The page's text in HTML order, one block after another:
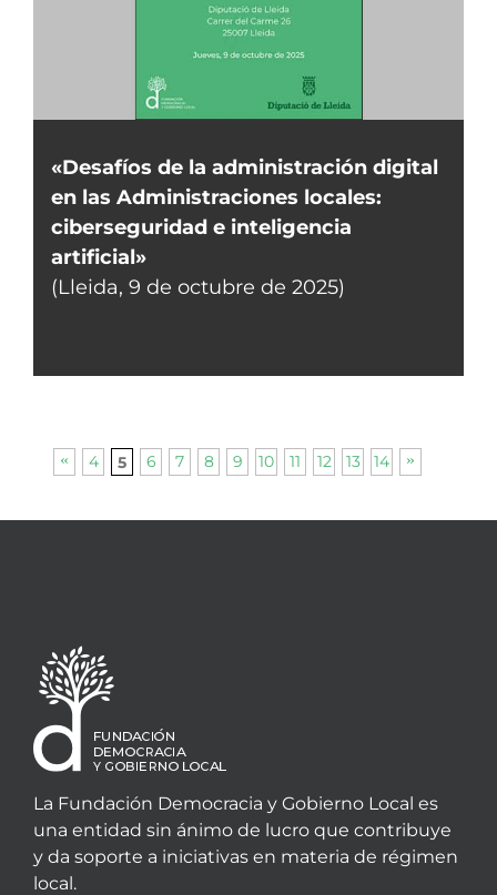
«Desafíos de la administración digital
en las Administraciones locales:
ciberseguridad e inteligencia
artificial»
(Lleida, 9 de octubre de 2025)
4 5 6 7 8 9 10 11 12 13 14
La Fundación Democracia y Gobierno Local es
una entidad sin ánimo de lucro que contribuye
y da soporte a iniciativas en materia de régimen
local.